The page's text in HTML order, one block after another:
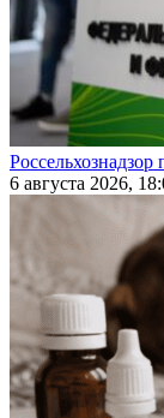
6 августа 2026,